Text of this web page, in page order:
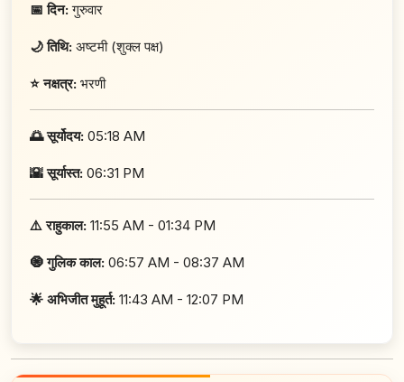
📅 दिन:गुरुवार
🌙 तिथि: अष्टमी (शुक्ल पक्ष)
⭐ नक्षत्र: भरणी
🌅 सूर्योदय: 05:18 AM
🌇 सूर्यास्त: 06:31 PM
⚠️ राहुकाल: 11:55 AM - 01:34 PM
🧿 गुलिक काल: 06:57 AM - 08:37 AM
🌟 अभिजीत मुहूर्त: 11:43 AM - 12:07 PM